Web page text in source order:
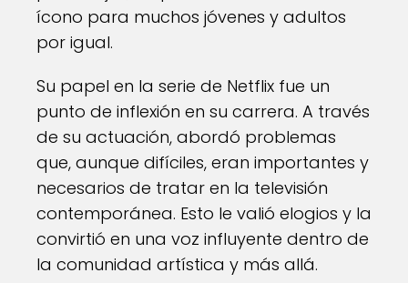
ícono para muchos jóvenes y adultos
por igual.
Su papel en la serie de Netflix fue un
punto de inflexión en su carrera. A través
de su actuación, abordó problemas
que, aunque difíciles, eran importantes y
necesarios de tratar en la televisión
contemporánea. Esto le valió elogios y la
convirtió en una voz influyente dentro de
la comunidad artística y más allá.